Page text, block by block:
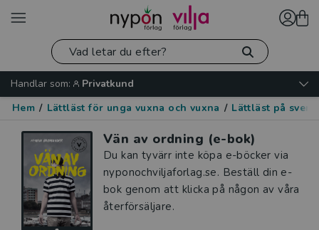
Handlar som:
Privatkund
Hem / Lättläst för unga vuxna och vuxna / Lättläst på
Vän av ordning (e-bok)
Du kan tyvärr inte köpa e-böcker via
nyponochviljaforlag.se. Beställ din e-
bok genom att klicka på någon av våra
återförsäljare.